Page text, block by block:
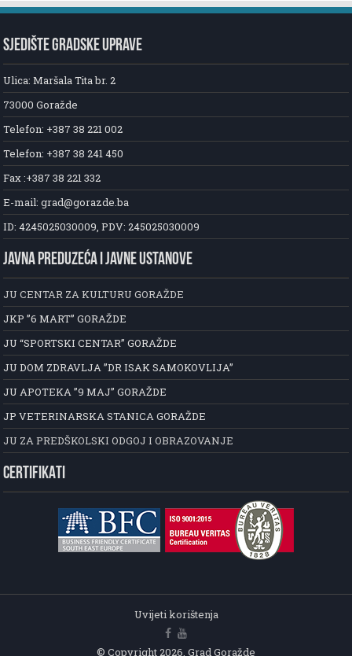
SJEDIŠTE GRADSKE UPRAVE
Ulica: Maršala Tita br. 2
73000 Goražde
Telefon: +387 38 221 002
Telefon: +387 38 241 450
Fax :+387 38 221 332
E-mail: grad@gorazde.ba
ID: 4245025030009, PDV: 245025030009
JAVNA PREDUZEĆA I JAVNE USTANOVE
JU CENTAR ZA KULTURU GORAŽDE
JKP ”6 MART” GORAŽDE
JU “SPORTSKI CENTAR” GORAŽDE
JU DOM ZDRAVLJA ”DR ISAK SAMOKOVLIJA”
JU APOTEKA ”9 MAJ” GORAŽDE
JP VETERINARSKA STANICA GORAŽDE
JU ZA PREDŠKOLSKI ODGOJ I OBRAZOVANJE
CERTIFIKATI
Uvijeti korištenja
© Copyright 2026, Grad Goražde